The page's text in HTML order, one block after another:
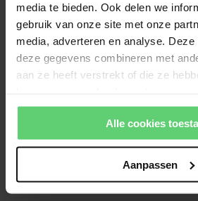
media te bieden. Ook delen we
gebruik van onze site met onze
media, adverteren en analyse.
deze gegevens combineren met
aan ze heeft verstrekt of die ze
website-ervaring? Kies dan voor
informatie over cookies vind je in
Alle cookies
Aanpassen
Wees de eerste om een
Echte mensen, echte